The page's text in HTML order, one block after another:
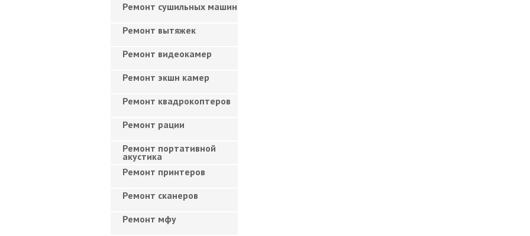
Ремонт сушильных машин
Ремонт вытяжек
Ремонт видеокамер
Ремонт экшн камер
Ремонт квадрокоптеров
Ремонт рации
Ремонт портативной
акустика
Ремонт принтеров
Ремонт сканеров
Ремонт мфу